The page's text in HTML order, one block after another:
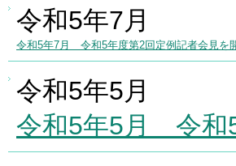
令和5年7月
令和5年7月 令和5年度第2回 定例記者会見を
令和5年5月
令和5年5月 令和